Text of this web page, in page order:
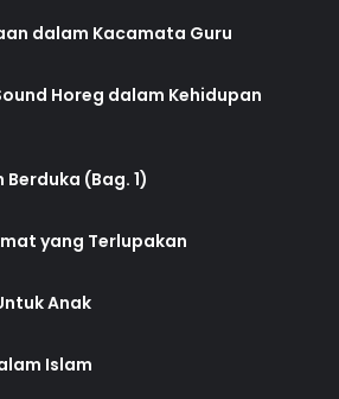
dalam Kacamata Guru
Horeg dalam Kehidupan
(Bag. 1)
yang Terlupakan
Anak
Islam